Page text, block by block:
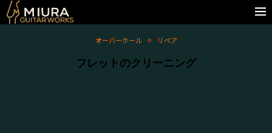
オーバーホール リペア
フレットのクリーニング